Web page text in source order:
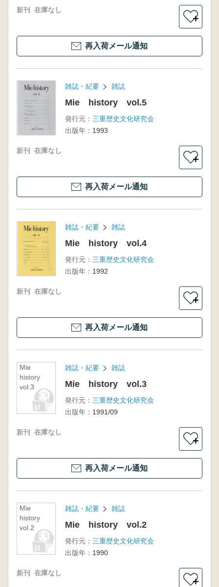
新刊 在庫なし
＋
再入荷メール通知
雑誌・紀要 雑誌
Mie history vol.5
発行元： 三重歴史文化研究会
出版年： 1993
新刊 在庫なし
＋
再入荷メール通知
雑誌・紀要 雑誌
Mie history vol.4
発行元： 三重歴史文化研究会
出版年： 1992
新刊 在庫なし
＋
再入荷メール通知
Mie
history
vol.3
雑誌・紀要 雑誌
Mie history vol.3
発行元： 三重歴史文化研究会
出版年： 1991/09
新刊 在庫なし
＋
再入荷メール通知
Mie
history
vol.2
雑誌・紀要 雑誌
Mie history vol.2
発行元： 三重歴史文化研究会
出版年： 1990
新刊 在庫なし
＋